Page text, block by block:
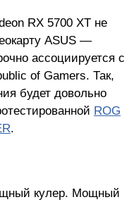
RX 5700 XT не
ASUS —
ассоциируется с
of Gamers. Так,
будет довольно
ROG
.
кулер. Мощный